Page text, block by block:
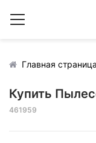
Главная страница
Купить
461959